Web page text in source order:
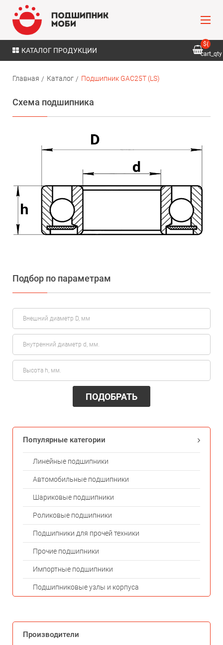
КАТАЛОГ ПРОДУКЦИИ
${
cart_qty
Главная Каталог Подшипник GAC25T (LS)
Схема подшипника
Подбор по параметрам
ПОДОБРАТЬ
Популярные категории
Линейные подшипники
Автомобильные подшипники
Шариковые подшипники
Роликовые подшипники
Подшипники для прочей техники
Прочие подшипники
Импортные подшипники
Подшипниковые узлы и корпуса
Производители